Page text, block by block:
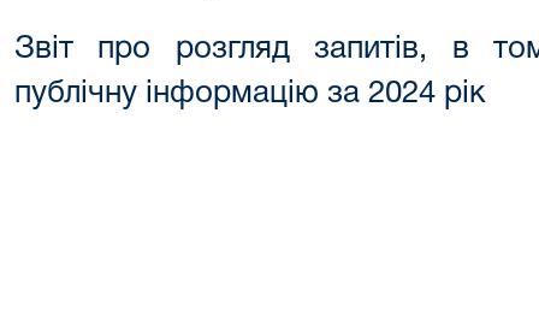
Звіт про розгляд запитів, в
публічну інформацію за 2024 рік